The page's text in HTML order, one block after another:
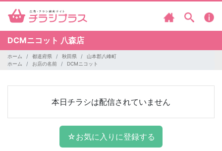
DCMニコット 八森店
ホーム 都道府県 秋田県
山本郡八峰町
ホーム
お店の名前 DCMニコット
本日チラシは配信されていません